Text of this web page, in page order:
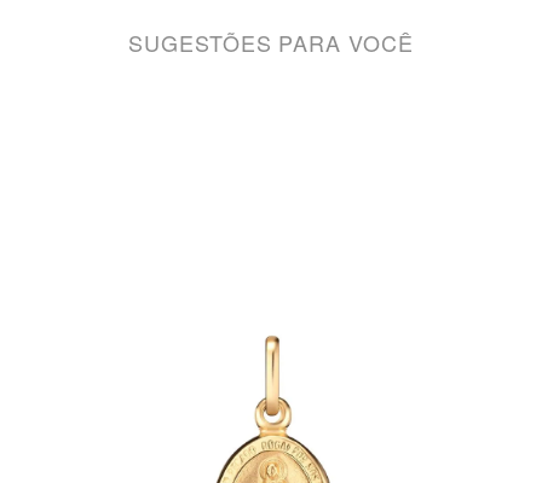
SUGESTÕES PARA VOCÊ